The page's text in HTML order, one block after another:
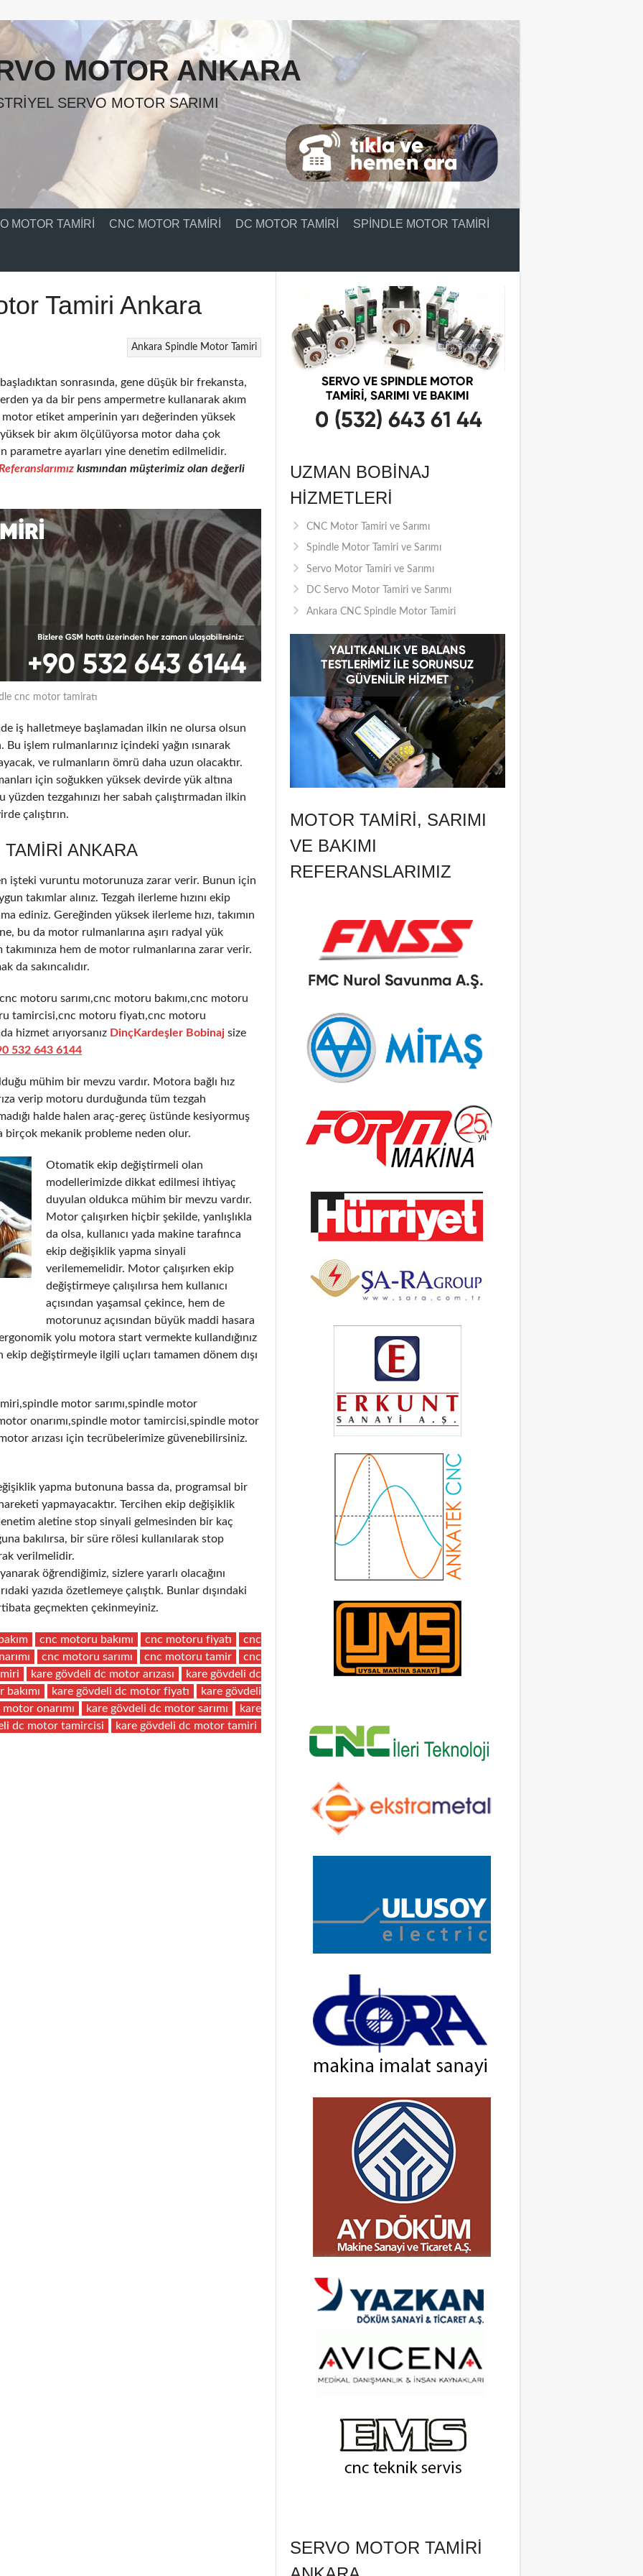
MOTOR ANKARA
SERVO MOTOR SARIMI
MOTOR TAMIRI CNC MOTOR TAMIRI DC MOTOR TAMIRI SPINDLE MOTOR TAMIRI
Tamiri Ankara
Ankara Spindle Motor Tamiri
sonrasında, gene düşük bir frekansta,
ya da bir pens ampermetre kullanarak akım
motor etiket amperinin yarı değerinden yüksek
yüksek bir akım ölçülüyorsa motor daha çok
parametre ayarları yine denetim edilmelidir.
kısmından müşterimiz olan değerli
cnc motor tamiratı
iş halletmeye başlamadan ilkin ne olursa olsun
işlem rulmanlarınız içindeki yağın ısınarak
ve rulmanların ömrü daha uzun olacaktır.
için soğukken yüksek devirde yük altına
yüzden tezgahınızı her sabah çalıştırmadan ilkin
çalıştırın.
ANKARA
işteki vuruntu motorunuza zarar verir. Bunun için
takımlar alınız. Tezgah ilerleme hızını ekip
ediniz. Gereğinden yüksek ilerleme hızı, takımın
bu da motor rulmanlarına aşırı radyal yük
hem de motor rulmanlarına zarar verir.
da sakıncalıdır.
motoru sarımı,cnc motoru bakımı,cnc motoru
tamircisi,cnc motoru fiyatı,cnc motoru
hizmet arıyorsanız DinçKardeşler Bobinaj size
532 643 6144
mühim bir mevzu vardır. Motora bağlı hız
verip motoru durduğunda tüm tezgah
halde halen araç-gereç üstünde kesiyormuş
birçok mekanik probleme neden olur.
Otomatik ekip değiştirmeli olan
modellerimizde dikkat edilmesi ihtiyaç
duyulan oldukca mühim bir mevzu vardır.
Motor çalışırken hiçbir şekilde, yanlışlıkla
da olsa, kullanıcı yada makine tarafınca
ekip değişiklik yapma sinyali
verilememelidir. Motor çalışırken ekip
değiştirmeye çalışılırsa hem kullanıcı
açısından yaşamsal çekince, hem de
motorunuz açısından büyük maddi hasara
yolu motora start vermekte kullandığınız
değiştirmeyle ilgili uçları tamamen dönem dışı
motor sarımı,spindle motor
onarımı,spindle motor tamircisi,spindle motor
arızası için tecrübelerimize güvenebilirsiniz.
yapma butonuna bassa da, programsal bir
yapmayacaktır. Tercihen ekip değişiklik
aletine stop sinyali gelmesinden bir kaç
bakılırsa, bir süre rölesi kullanılarak stop
verilmelidir.
öğrendiğimiz, sizlere yararlı olacağını
yazıda özetlemeye çalıştık. Bunlar dışındaki
geçmekten çekinmeyiniz.
cnc motoru bakımı cnc motoru fiyatı
cnc
cnc motoru sarımı cnc motoru tamir
cnc
kare gövdeli dc motor arızası
kare gövdeli dc
kare gövdeli dc motor fiyatı
kare gövdeli
onarımı kare gövdeli dc motor sarımı
kare
dc motor tamircisi kare gövdeli dc motor tamiri
UZMAN BOBINAJ
HIZMETLERI
CNC Motor Tamiri ve Sarımı
Spindle Motor Tamiri ve Sarımı
Servo Motor Tamiri ve Sarımı
DC Servo Motor Tamiri ve Sarımı
Ankara CNC Spindle Motor Tamiri
MOTOR TAMIRI, SARIMI
VE BAKIMI
REFERANSLARIMIZ
SERVO MOTOR TAMIRI